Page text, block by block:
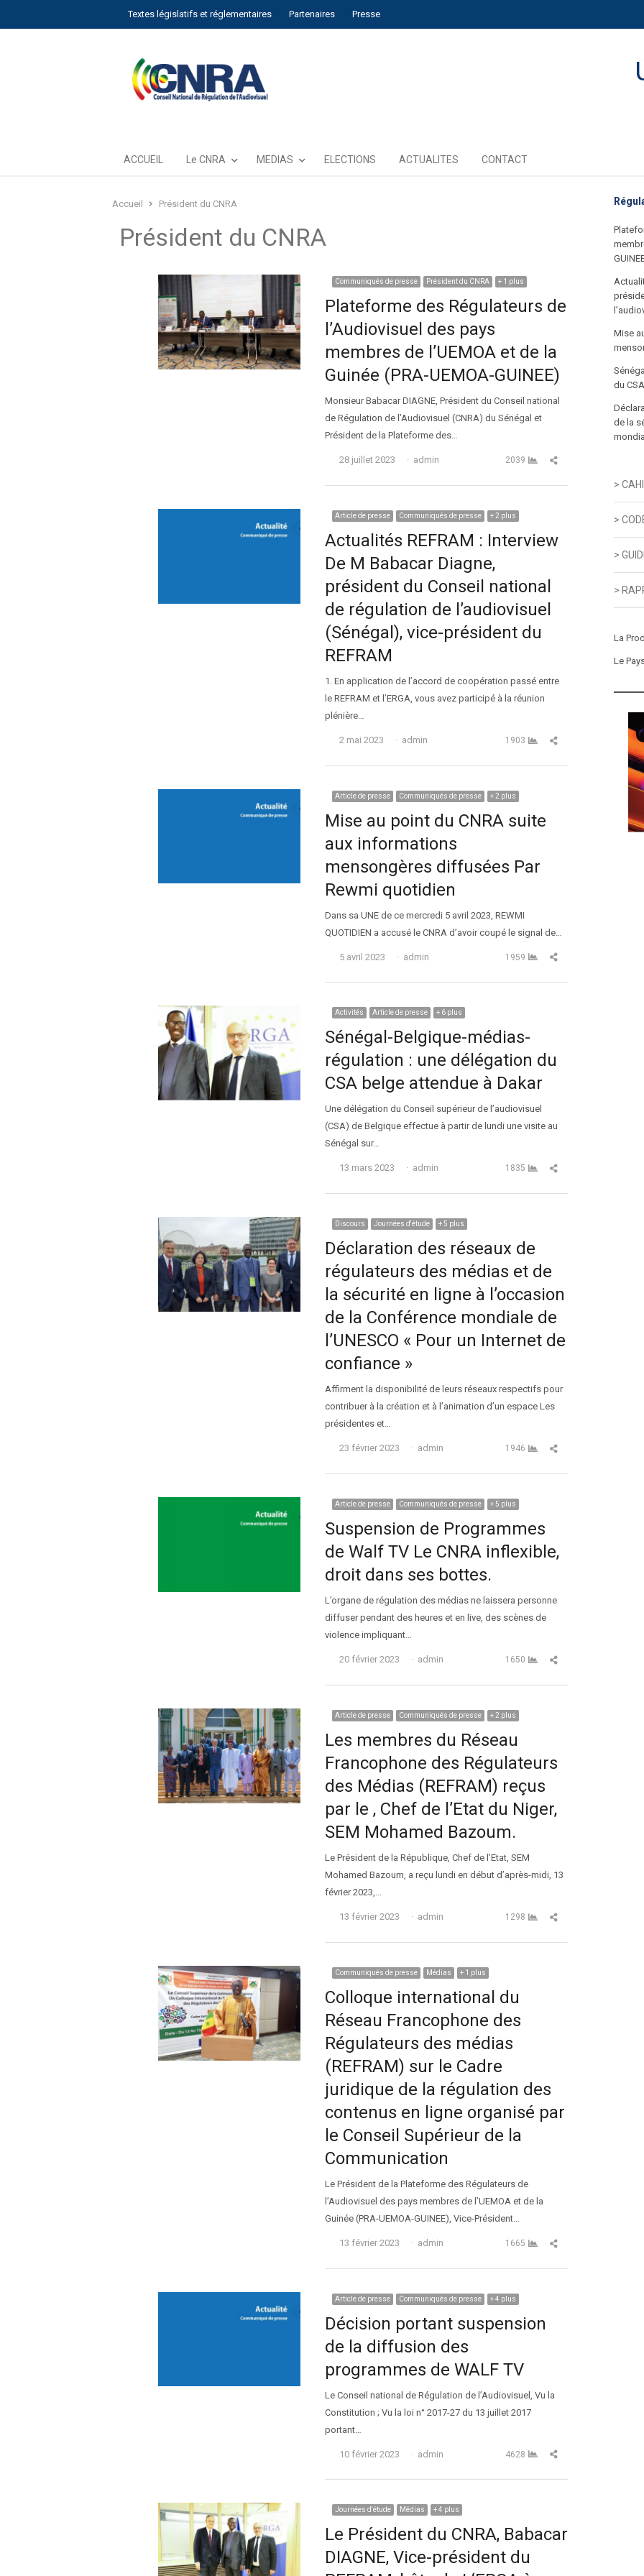
Textes législatifs et réglementaires Partenaires Presse
ACCUEIL Le CNRA MEDIAS ELECTIONS ACTUALITES CONTACT
Accueil Président du CNRA
Président du CNRA
Communiqués de presse Président du CNRA + 1 plus
Plateforme des Régulateurs de
l’Audiovisuel des pays
membres de l’UEMOA et de la
Guinée (PRA-UEMOA-GUINEE)
Monsieur Babacar DIAGNE, Président du Conseil national
de Régulation de l’Audiovisuel (CNRA) du Sénégal et
Président de la Plateforme des…
28 juillet 2023 Auteur
admin 2039 Partager cet article
Article de presse Communiqués de presse + 2 plus
Actualités REFRAM : Interview
De M Babacar Diagne,
président du Conseil national
de régulation de l’audiovisuel
(Sénégal), vice-président du
REFRAM
1. En application de l’accord de coopération passé entre
le REFRAM et l’ERGA, vous avez participé à la réunion
plénière…
2 mai 2023 Auteur
admin 1903 Partager cet article
Article de presse Communiqués de presse + 2 plus
Mise au point du CNRA suite
aux informations
mensongères diffusées Par
Rewmi quotidien
Dans sa UNE de ce mercredi 5 avril 2023, REWMI
QUOTIDIEN a accusé le CNRA d’avoir coupé le signal de…
5 avril 2023 Auteur
admin 1959 Partager cet article
Activités Article de presse + 6 plus
Sénégal-Belgique-médias-
régulation : une délégation du
CSA belge attendue à Dakar
Une délégation du Conseil supérieur de l’audiovisuel
(CSA) de Belgique effectue à partir de lundi une visite au
Sénégal sur…
13 mars 2023 Auteur
admin 1835 Partager cet article
Discours Journées d'étude + 5 plus
Déclaration des réseaux de
régulateurs des médias et de
la sécurité en ligne à l’occasion
de la Conférence mondiale de
l’UNESCO « Pour un Internet de
confiance »
Affirment la disponibilité de leurs réseaux respectifs pour
contribuer à la création et à l’animation d’un espace Les
présidentes et…
23 février 2023 Auteur
admin 1946 Partager cet article
Article de presse Communiqués de presse + 5 plus
Suspension de Programmes
de Walf TV Le CNRA inflexible,
droit dans ses bottes.
L’organe de régulation des médias ne laissera personne
diffuser pendant des heures et en live, des scènes de
violence impliquant…
20 février 2023 Auteur
admin 1650 Partager cet article
Article de presse Communiqués de presse + 2 plus
Les membres du Réseau
Francophone des Régulateurs
des Médias (REFRAM) reçus
par le , Chef de l’Etat du Niger,
SEM Mohamed Bazoum.
Le Président de la République, Chef de l’Etat, SEM
Mohamed Bazoum, a reçu lundi en début d’après-midi, 13
février 2023,…
13 février 2023 Auteur
admin 1298 Partager cet article
Communiqués de presse Médias + 1 plus
Colloque international du
Réseau Francophone des
Régulateurs des médias
(REFRAM) sur le Cadre
juridique de la régulation des
contenus en ligne organisé par
le Conseil Supérieur de la
Communication
Le Président de la Plateforme des Régulateurs de
l’Audiovisuel des pays membres de l’UEMOA et de la
Guinée (PRA-UEMOA-GUINEE), Vice-Président…
13 février 2023 Auteur
admin 1665 Partager cet article
Article de presse Communiqués de presse + 4 plus
Décision portant suspension
de la diffusion des
programmes de WALF TV
Le Conseil national de Régulation de l’Audiovisuel, Vu la
Constitution ; Vu la loi n° 2017-27 du 13 juillet 2017
portant…
10 février 2023 Auteur
admin 4628 Partager cet article
Journées d'étude Médias + 4 plus
Le Président du CNRA, Babacar
DIAGNE, Vice-président du
Mise
du
de la
>
>
>
>
La
Le